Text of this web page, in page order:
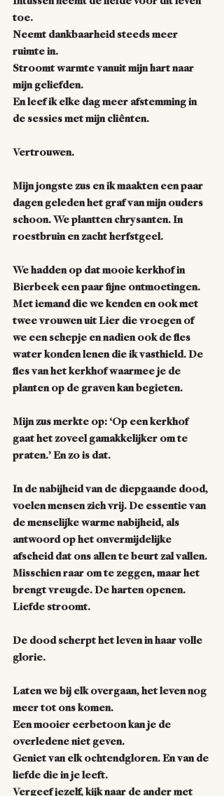
toe.
Neemt dankbaarheid steeds meer
ruimte in.
Stroomt warmte vanuit mijn hart naar
mijn geliefden.
En leef ik elke dag meer afstemming in
de sessies met mijn cliênten.
Vertrouwen.
Mijn jongste zus en ik maakten een paar
dagen geleden het graf van mijn ouders
schoon. We plantten chrysanten. In
roestbruin en zacht herfstgeel.
We hadden op dat mooie kerkhof in
Bierbeek een paar fijne ontmoetingen.
Met iemand die we kenden en ook met
twee vrouwen uit Lier die vroegen of
we een schepje en nadien ook de fles
water konden lenen die ik vasthield. De
fles van het kerkhof waarmee je de
planten op de graven kan begieten.
Mijn zus merkte op: ‘Op een kerkhof
gaat het zoveel gamakkelijker om te
praten.’ En zo is dat.
In de nabijheid van de diepgaande dood,
voelen mensen zich vrij. De essentie van
de menselijke warme nabijheid, als
antwoord op het onvermijdelijke
afscheid dat ons allen te beurt zal vallen.
Misschien raar om te zeggen, maar het
brengt vreugde. De harten openen.
Liefde stroomt.
De dood scherpt het leven in haar volle
glorie.
Laten we bij elk overgaan, het leven nog
meer tot ons komen.
Een mooier eerbetoon kan je de
overledene niet geven.
Geniet van elk ochtendgloren. En van de
liefde die in je leeft.
Vergeef jezelf, kijk naar de ander met